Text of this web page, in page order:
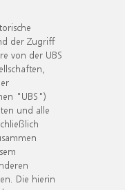
der Zugriff
von der UBS
"UBS")
und alle
Die hierin